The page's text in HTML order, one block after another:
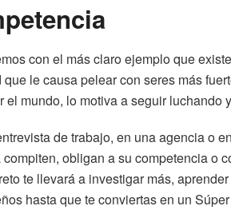
con el más claro ejemplo que
le causa pelear con seres más
el mundo, lo motiva a seguir luchando
de trabajo, en una agencia o
obligan a su competencia o
te llevará a investigar más,
hasta que te conviertas en un